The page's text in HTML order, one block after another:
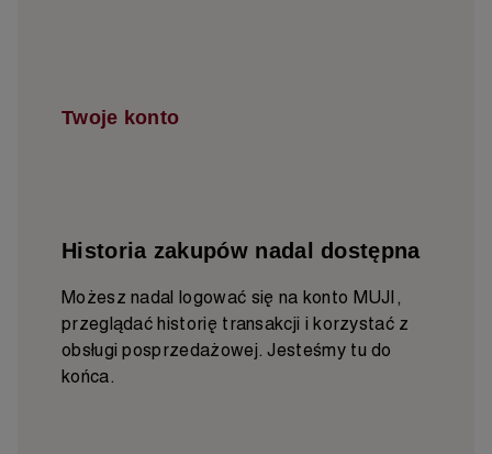
Twoje konto
Historia zakupów nadal dostępna
Możesz nadal logować się na konto MUJI,
przeglądać historię transakcji i korzystać z
obsługi posprzedażowej. Jesteśmy tu do
końca.